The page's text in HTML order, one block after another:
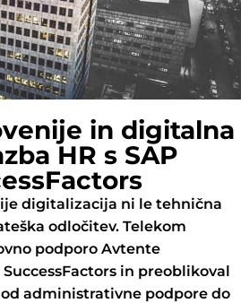
in digitalna
HR s SAP
digitalizacija ni le tehnična
odločitev. Telekom
podporo Avtente
in preoblikoval
od administrativne podpore do